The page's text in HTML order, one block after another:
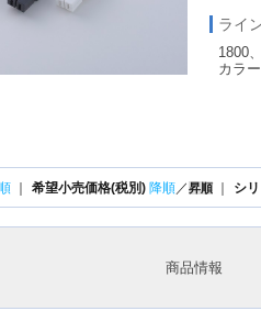
ライ
1800
カラ
希望小売価格(税別) 降順／昇順 シ
商品情報